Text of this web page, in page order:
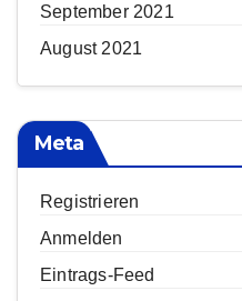
September 2021
August 2021
Meta
Registrieren
Anmelden
Eintrags-Feed